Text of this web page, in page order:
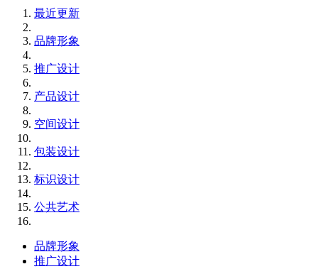
最近更新
品牌形象
推广设计
产品设计
空间设计
包装设计
标识设计
公共艺术
品牌形象
推广设计